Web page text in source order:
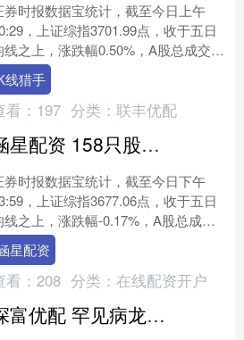
券时报数据宝统计，截至今日上午
，上证综指3701.99点，收于五日
线之上，涨跌幅0.50%，A股总成交额
10347.99亿元。到目前为止，今日
....
线猎手
看： 197 分类： 联丰优配
涵星配资 158只股短线走稳 站上五日均线
券时报数据宝统计，截至今日下午
，上证综指3677.06点，收于五日
线之上，涨跌幅-0.17%，A股总成交
为18938.91亿元。到目前为止，今
....
星配资
看： 208 分类： 在线配资开户
深富优配 罕见病龙头北海康成拟获百洋医药战略认购，以加强罕见病管线布局